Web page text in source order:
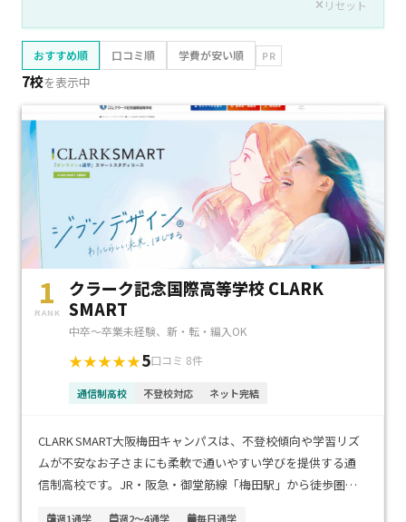
リセット
おすすめ順 口コミ順 学費が安い順 PR
7校を表示中
1
RANK
クラーク記念国際高等学校 CLARK
SMART
中卒～卒業未経験、新・転・編入OK
★★★★★5口コミ 8件
通信制高校 不登校対応 ネット完結
CLARK SMART大阪梅田キャンパスは、不登校傾向や学習リズ
ムが不安なお子さまにも柔軟で通いやすい学びを提供する通
信制高校です。JR・阪急・御堂筋線「梅田駅」から徒歩圏で
週1通学 週2～4通学 毎日通学